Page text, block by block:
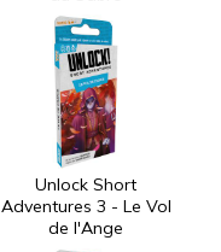
Unlock Short
Adventures 3 - Le Vol
de l'Ange